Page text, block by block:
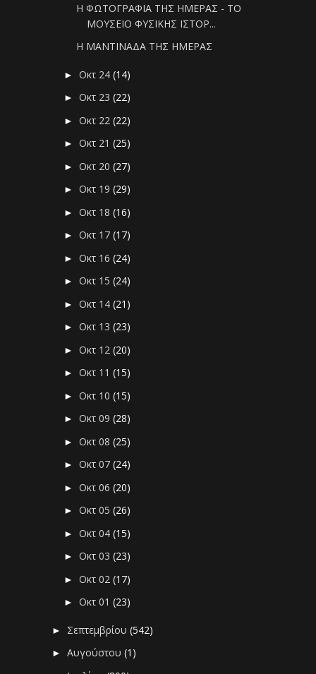
Η ΦΩΤΟΓΡΑΦΙΑ ΤΗΣ ΗΜΕΡΑΣ - ΤΟ
ΜΟΥΣΕΙΟ ΦΥΣΙΚΗΣ ΙΣΤΟΡ...
Η ΜΑΝΤΙΝΑΔΑ ΤΗΣ ΗΜΕΡΑΣ
►Οκτ 24(14)
►Οκτ 23(22)
►Οκτ 22(22)
►Οκτ 21(25)
►Οκτ 20(27)
►Οκτ 19(29)
►Οκτ 18(16)
►Οκτ 17(17)
►Οκτ 16(24)
►Οκτ 15(24)
►Οκτ 14(21)
►Οκτ 13(23)
►Οκτ 12(20)
►Οκτ 11(15)
►Οκτ 10(15)
►Οκτ 09(28)
►Οκτ 08(25)
►Οκτ 07(24)
►Οκτ 06(20)
►Οκτ 05(26)
►Οκτ 04(15)
►Οκτ 03(23)
►Οκτ 02(17)
►Οκτ 01(23)
► Σεπτεμβρίου(542)
►Αυγούστου(1)